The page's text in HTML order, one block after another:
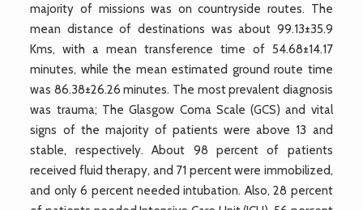
majority of missions was on countryside routes. The
mean distance of destinations was about 99.13±35.9
Kms, with a mean transference time of 54.68±14.17
minutes, while the mean estimated ground route time
was 86.38±26.26 minutes. The most prevalent diagnosis
was trauma; The Glasgow Coma Scale (GCS) and vital
signs of the majority of patients were above 13 and
stable, respectively. About 98 percent of patients
received fluid therapy, and 71 percent were immobilized,
and only 6 percent needed intubation. Also, 28 percent